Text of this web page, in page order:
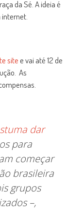
da Sé. A ideia é
sitee vai até 12 de
As
dar
para
começar
brasileira
grupos
–,